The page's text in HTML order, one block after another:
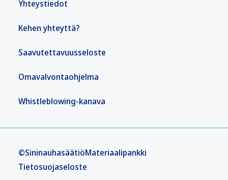
Yhteystiedot
Kehen yhteyttä?
Saavutettavuusseloste
Omavalvontaohjelma
Whistleblowing-kanava
©SininauhasäätiöMateriaalipankki
Tietosuojaseloste